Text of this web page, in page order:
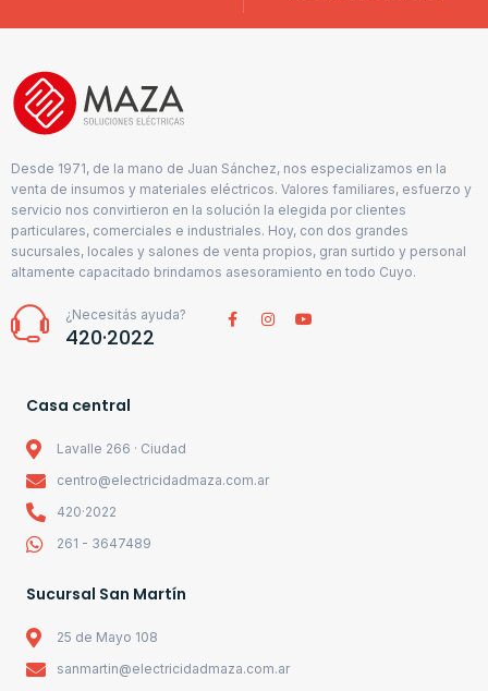
Desde 1971, de la mano de Juan Sánchez, nos especializamos en la
venta de insumos y materiales eléctricos. Valores familiares, esfuerzo y
servicio nos convirtieron en la solución la elegida por clientes
particulares, comerciales e industriales. Hoy, con dos grandes
sucursales, locales y salones de venta propios, gran surtido y personal
altamente capacitado brindamos asesoramiento en todo Cuyo.
¿Necesitás ayuda?
420·2022
Casa central
Lavalle 266 · Ciudad
centro@electricidadmaza.com.ar
420·2022
261 - 3647489
Sucursal San Martín
25 de Mayo 108
sanmartin@electricidadmaza.com.ar